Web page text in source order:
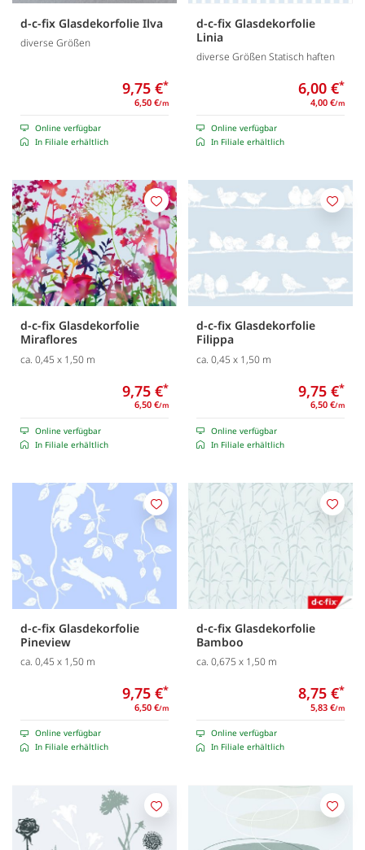
d-c-fix Glasdekorfolie Ilva
diverse Größen
9,75 €*
6,50 €/m
Online verfügbar
In Filiale erhältlich
d-c-fix Glasdekorfolie
Linia
diverse Größen Statisch haften
6,00 €*
4,00 €/m
Online verfügbar
In Filiale erhältlich
d-c-fix Glasdekorfolie
Miraflores
ca. 0,45 x 1,50 m
9,75 €*
6,50 €/m
Online verfügbar
In Filiale erhältlich
Merken
d-c-fix Glasdekorfolie
Filippa
ca. 0,45 x 1,50 m
9,75 €*
6,50 €/m
Online verfügbar
In Filiale erhältlich
d-c-fix Glasdekorfolie
Pineview
ca. 0,45 x 1,50 m
9,75 €*
6,50 €/m
Online verfügbar
In Filiale erhältlich
Merken
d-c-fix Glasdekorfolie
Bamboo
ca. 0,675 x 1,50 m
8,75 €*
5,83 €/m
Online verfügbar
In Filiale erhältlich
Merken